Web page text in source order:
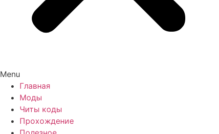
Menu
Главная
Моды
Читы коды
Прохождение